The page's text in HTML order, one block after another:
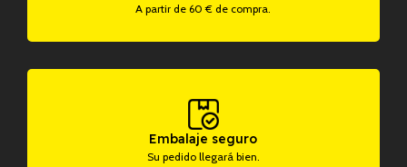
A partir de 60 € de compra.
Embalaje seguro
Su pedido llegará bien.